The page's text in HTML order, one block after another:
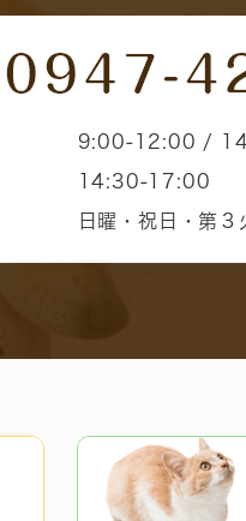
9:00-12:00 /
14:30-17:00
日曜・祝日・第３